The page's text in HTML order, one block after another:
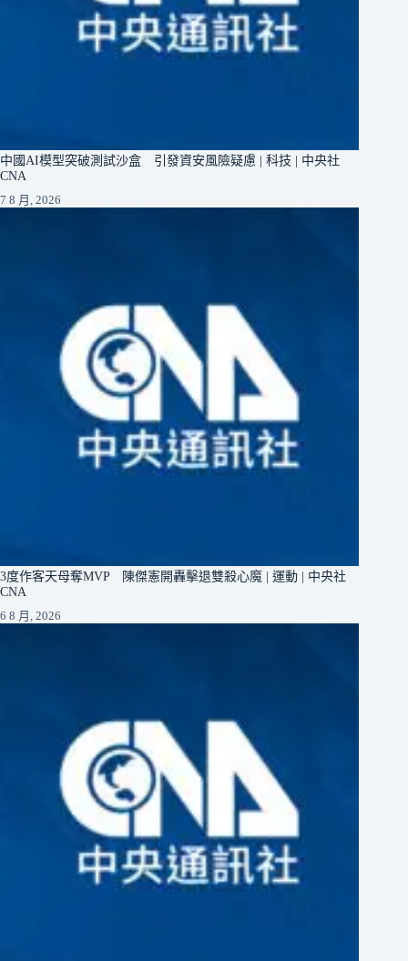
中國AI模型突破測試沙盒 引發資安風險疑慮 | 科技 | 中央社
CNA
7 8 月, 2026
3度作客天母奪MVP 陳傑憲開轟擊退雙殺心魔 | 運動 | 中央社
CNA
6 8 月, 2026